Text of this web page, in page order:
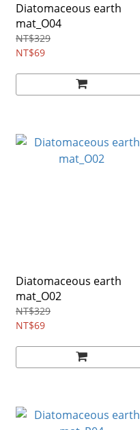
Diatomaceous earth
mat_O04
NT$329
NT$69
Diatomaceous earth
mat_O02
NT$329
NT$69